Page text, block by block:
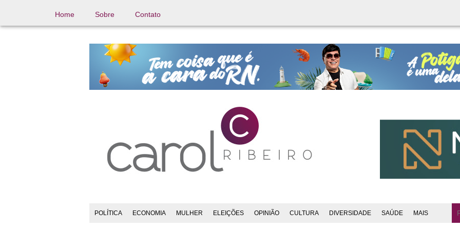
Home Sobre Contato
POLÍTICA ECONOMIA MULHER ELEIÇÕES OPINIÃO CULTURA DIVERSIDADE SAÚDE MAIS